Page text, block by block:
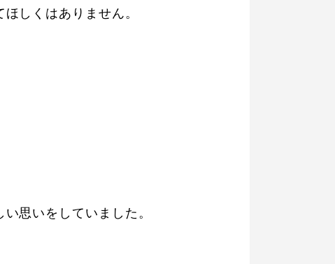
しくはありません。
思いをしていました。